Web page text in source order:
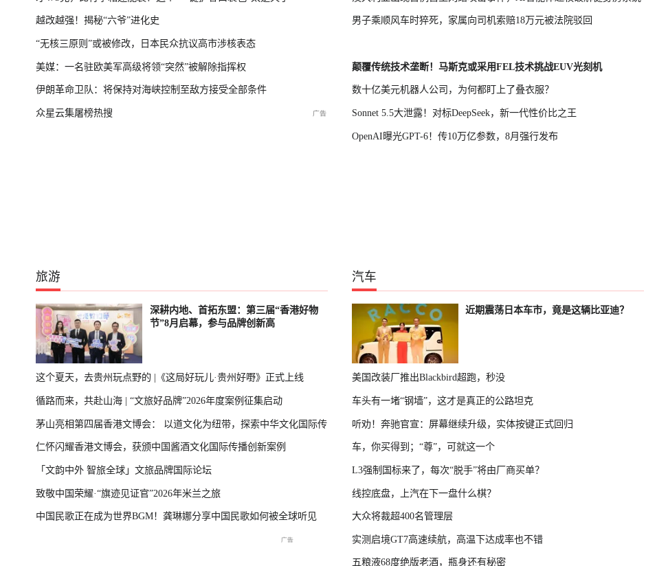
越改越强！揭秘“六爷”进化史
“无核三原则”或被修改，日本民众抗议高市涉核表态
美媒：一名驻欧美军高级将领“突然”被解除指挥权
伊朗革命卫队：将保持对海峡控制至敌方接受全部条件
众星云集屠榜热搜
男子乘顺风车时猝死，家属向司机索赔18万元被法院驳回
颠覆传统技术垄断！马斯克或采用FEL技术挑战EUV光刻机
数十亿美元机器人公司，为何都盯上了叠衣服？
Sonnet 5.5大泄露！对标DeepSeek，新一代性价比之王
OpenAI曝光GPT-6！传10万亿参数，8月强行发布
旅游
深耕内地、首拓东盟：第三届“香港好物
节”8月启幕，参与品牌创新高
这个夏天，去贵州玩点野的 |《这局好玩儿·贵州好嘢》正式上线
循路而来，共赴山海 | “文旅好品牌”2026年度案例征集启动
茅山亮相第四届香港文博会： 以道文化为纽带，探索中华文化国际传
播新表达
仁怀闪耀香港文博会，获颁中国酱酒文化国际传播创新案例
「文韵中外 智旅全球」文旅品牌国际论坛
致敬中国荣耀·“旗迹见证官”2026年米兰之旅
中国民歌正在成为世界BGM！龚琳娜分享中国民歌如何被全球听见
汽车
近期震荡日本车市，竟是这辆比亚迪？
美国改装厂推出Blackbird超跑，秒没
车头有一堵“钢墙”，这才是真正的公路坦克
听劝！奔驰官宣：屏幕继续升级，实体按键正式回归
车，你买得到；“尊”，可就这一个
L3强制国标来了，每次“脱手”将由厂商买单？
线控底盘，上汽在下一盘什么棋？
大众将裁超400名管理层
实测启境GT7高速续航，高温下达成率也不错
五粮液68度绝版老酒，瓶身还有秘密